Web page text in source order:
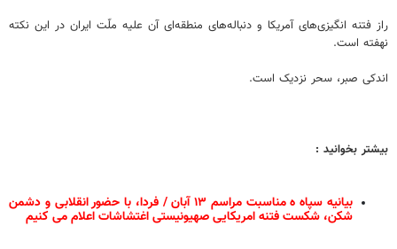
راز فتنه انگیزی‌های آمریکا و دنباله‌های منطقه‌ای آن علیه ملّت ایران در این نکته
نهفته است.
اندکی صبر، سحر نزدیک است.
بیشتر بخوانید :
بیانیه سپاه ه مناسبت مراسم ۱۳ آبان / فردا، با حضور انقلابی و دشمن
شکن، شکست فتنه امریکایی صهیونیستی اغتشاشات اعلام می کنیم